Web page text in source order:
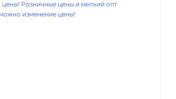
Розничные цены и мелкий опт
изменение цены!